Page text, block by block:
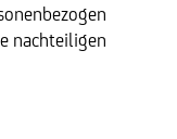
nachteiligen